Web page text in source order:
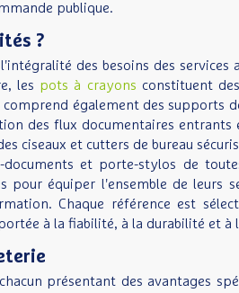
publique.
?
des besoins des
les pots à crayons constituent
également des supports
des flux documentaires
ciseaux et cutters de bureau
et porte-stylos de
équiper l'ensemble de leurs
Chaque référence est
à la fiabilité, à la durabilité et à
présentant des avantages